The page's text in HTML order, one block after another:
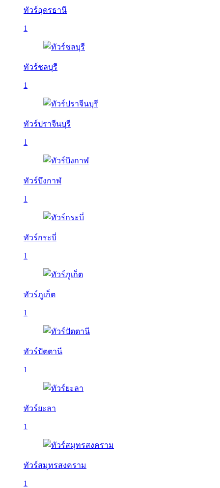
ทัวร์อุดรธานี
1
ทัวร์ชลบุรี
1
ทัวร์ปราจีนบุรี
1
ทัวร์บึงกาฬ
1
ทัวร์กระบี่
1
ทัวร์ภูเก็ต
1
ทัวร์ปัตตานี
1
ทัวร์ยะลา
1
ทัวร์สมุทรสงคราม
1